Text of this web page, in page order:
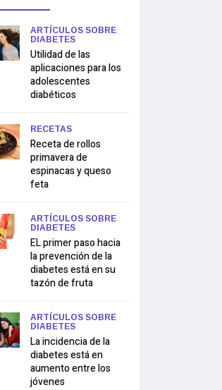
ARTÍCULOS SOBRE
DIABETES
Utilidad de las
aplicaciones para los
adolescentes
diabéticos
RECETAS
Receta de rollos
primavera de
espinacas y queso
feta
ARTÍCULOS SOBRE
DIABETES
EL primer paso hacia
la prevención de la
diabetes está en su
tazón de fruta
ARTÍCULOS SOBRE
DIABETES
La incidencia de la
diabetes está en
aumento entre los
jóvenes